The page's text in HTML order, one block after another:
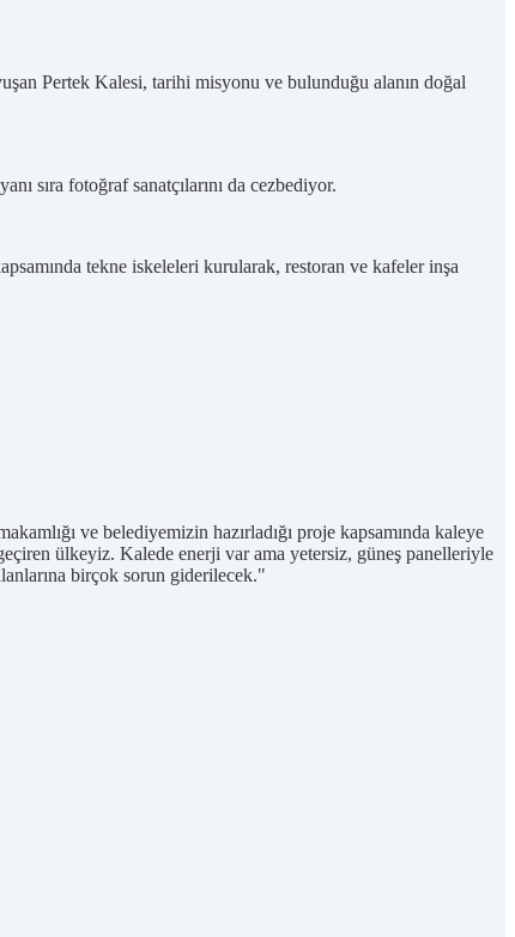
Pertek Kalesi, tarihi misyonu ve bulunduğu alanın doğal
sıra fotoğraf sanatçılarını da cezbediyor.
tekne iskeleleri kurularak, restoran ve kafeler inşa
ve belediyemizin hazırladığı proje kapsamında kaleye
ülkeyiz. Kalede enerji var ama yetersiz, güneş panelleriyle
birçok sorun giderilecek."